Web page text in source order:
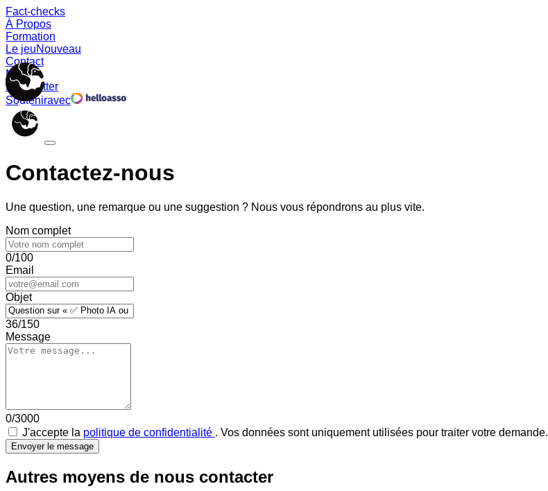
Fact-checks
À Propos
Formation
Le jeuNouveau
Contact
Memes
Newsletter
Souteniravec
Contactez-nous
Une question, une remarque ou une suggestion ? Nous vous répondrons au plus vite.
Nom complet
0/100
Email
Objet
36/150
Message
0/3000
J'accepte la politique de confidentialité . Vos données sont uniquement utilisées pour traiter votre demande.
Envoyer le message
Autres moyens de nous contacter